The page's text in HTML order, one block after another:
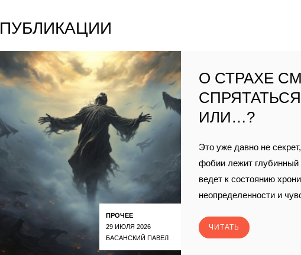
ПУБЛИКАЦИИ
ПРОЧЕЕ
29 ИЮЛЯ 2026
БАСАНСКИЙ ПАВЕЛ
О СТРАХЕ
ИЛИ…?
Это уже давно не
фобии лежит глубинный
ведет к состоянию
неопределенности и
ЧИТАТЬ